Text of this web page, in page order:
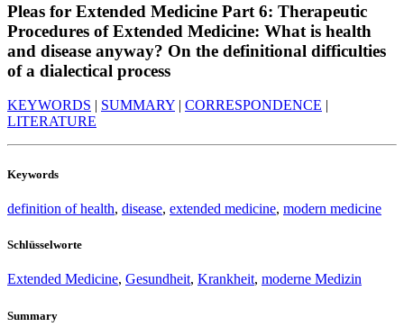
Pleas for Extended Medicine Part 6: Therapeutic
Procedures of Extended Medicine: What is health
and disease anyway? On the definitional difficulties
of a dialectical process
KEYWORDS | SUMMARY | CORRESPONDENCE |
LITERATURE
Keywords
definition of health, disease, extended medicine, modern medicine
Schlüsselworte
Extended Medicine, Gesundheit, Krankheit, moderne Medizin
Summary